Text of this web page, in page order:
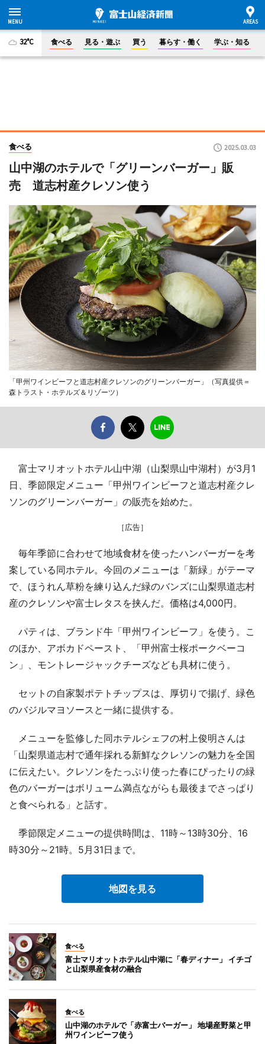
32°C 食べる 見る・遊ぶ 買う 暮らす・働く 学ぶ・知る
食べる 2025.03.03
山中湖のホテルで「グリーンバーガー」販
売 道志村産クレソン使う
「甲州ワインビーフと道志村産クレソンのグリーンバーガー」（写真提供＝
森トラスト・ホテルズ＆リゾーツ）
富士マリオットホテル山中湖（山梨県山中湖村）が3月1
日、季節限定メニュー「甲州ワインビーフと道志村産クレ
ソンのグリーンバーガー」の販売を始めた。
［広告］
毎年季節に合わせて地域食材を使ったハンバーガーを考
案している同ホテル。今回のメニューは「新緑」がテーマ
で、ほうれん草粉を練り込んだ緑のバンズに山梨県道志村
産のクレソンや富士レタスを挟んだ。価格は4,000円。
パティは、ブランド牛「甲州ワインビーフ」を使う。こ
のほか、アボカドペースト、「甲州富士桜ポークベーコ
ン」、モントレージャックチーズなども具材に使う。
セットの自家製ポテトチップスは、厚切りで揚げ、緑色
のバジルマヨソースと一緒に提供する。
メニューを監修した同ホテルシェフの村上俊明さんは
「山梨県道志村で通年採れる新鮮なクレソンの魅力を全国
に伝えたい。クレソンをたっぷり使った春にぴったりの緑
色のバーガーはボリューム満点ながらも最後までさっぱり
と食べられる」と話す。
季節限定メニューの提供時間は、11時～13時30分、16
時30分～21時。5月31日まで。
地図を見る
食べる
富士マリオットホテル山中湖に「春ディナー」 イチゴ
と山梨県産食材の融合
食べる
山中湖のホテルで「赤富士バーガー」 地場産野菜と甲
州ワインビーフ使う